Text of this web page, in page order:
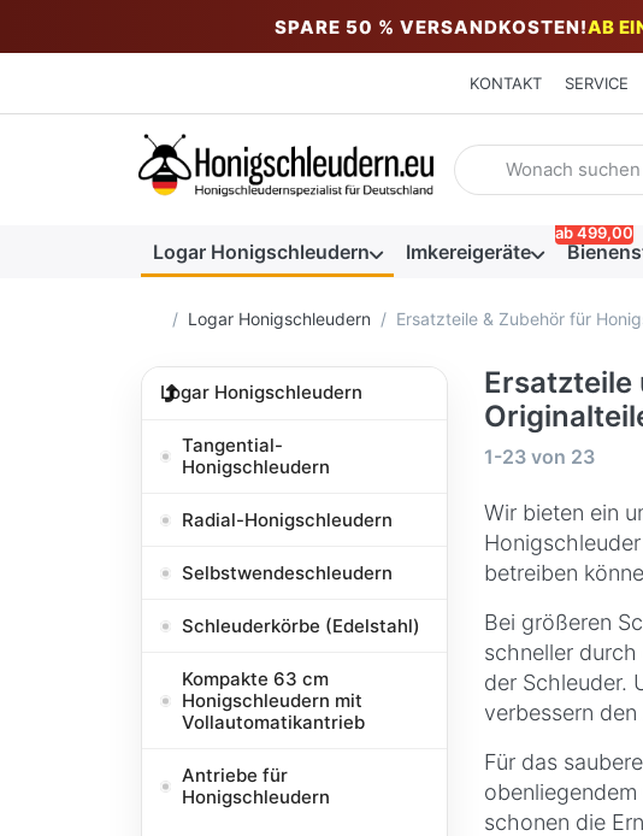
SPARE 50 % VERSANDKOSTEN!AB
KONTAKT SERVICE
Geben Sie einen
Logar Honigschleudern Imkereigeräte
ab 499,00
Startseite
Logar Honigschleudern Ersatzteile & Zubehör für
Logar Honigschleudern
Tangential-
Honigschleudern
Radial-Honigschleudern
Selbstwendeschleudern
Schleuderkörbe (Edelstahl)
Kompakte 63 cm
Honigschleudern mit
Vollautomatikantrieb
Antriebe für
Honigschleudern
Ersatzteile
Suchergebnisse:
1-23 von 23
Wir bieten ein
betreiben
Bei größeren
schneller
der Schleuder.
verbessern
Für das
schonen die